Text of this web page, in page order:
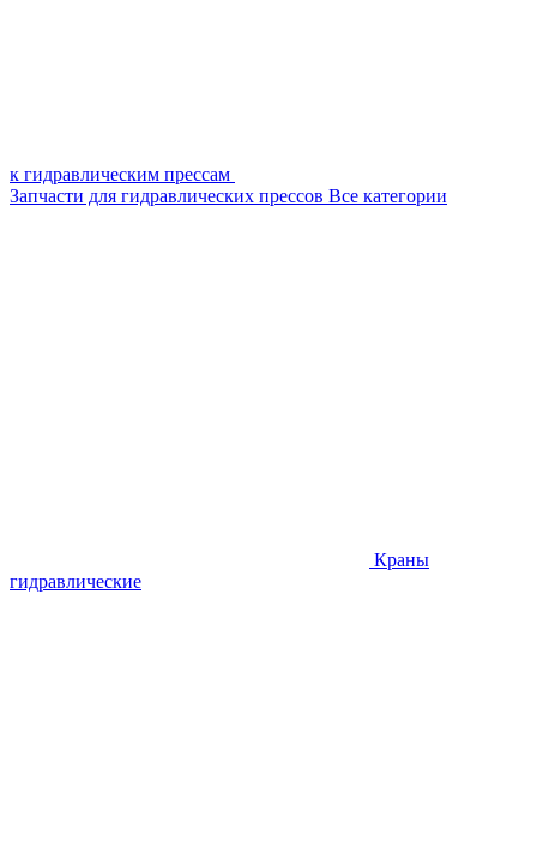
к гидравлическим прессам
Запчасти для гидравлических прессов Все категории
Краны
гидравлические